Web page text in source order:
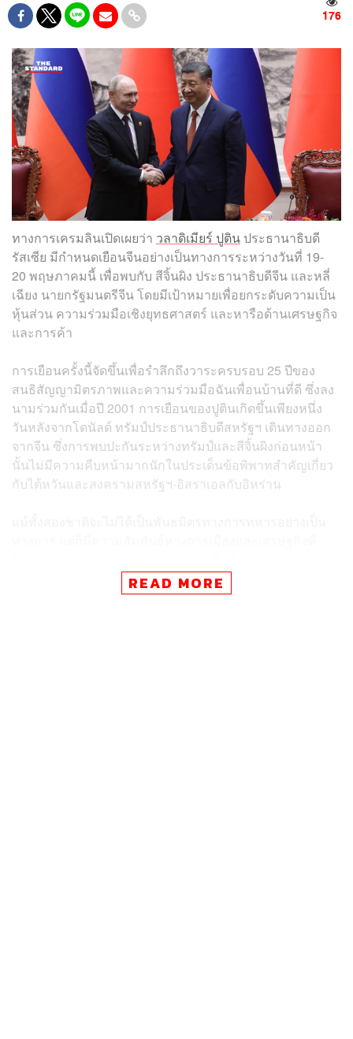
176
ทางการเครมลินเปิดเผยว่า วลาดิเมียร์ ปูติน ประธานาธิบดี
รัสเซีย มีกำหนดเยือนจีนอย่างเป็นทางการระหว่างวันที่ 19-
20 พฤษภาคมนี้ เพื่อพบกับ สีจิ้นผิง ประธานาธิบดีจีน และหลี่
เฉียง นายกรัฐมนตรีจีน โดยมีเป้าหมายเพื่อยกระดับความเป็น
หุ้นส่วน ความร่วมมือเชิงยุทธศาสตร์ และหารือด้านเศรษฐกิจ
และการค้า
การเยือนครั้งนี้จัดขึ้นเพื่อรำลึกถึงวาระครบรอบ 25 ปีของ
สนธิสัญญามิตรภาพและความร่วมมือฉันเพื่อนบ้านที่ดี ซึ่งลง
นามร่วมกันเมื่อปี 2001 การเยือนของปูตินเกิดขึ้นเพียงหนึ่ง
วันหลังจากโดนัลด์ ทรัมป์ประธานาธิบดีสหรัฐฯ เดินทางออก
จากจีน ซึ่งการพบปะกันระหว่างทรัมป์และสีจิ้นผิงก่อนหน้า
นั้นไม่มีความคืบหน้ามากนักในประเด็นข้อพิพาทสำคัญเกี่ยว
กับไต้หวันและสงครามสหรัฐฯ-อิสราเอลกับอิหร่าน
ใหญ่ของรัสเซีย หลังจากที่รัสเซียถูกชาติตะวันตกตัดความ
สัมพันธ์และคว่ำบาตร ปัจจุบันจีนกลายเป็นคู่ค้าอันดับหนึ่ง
READ MORE